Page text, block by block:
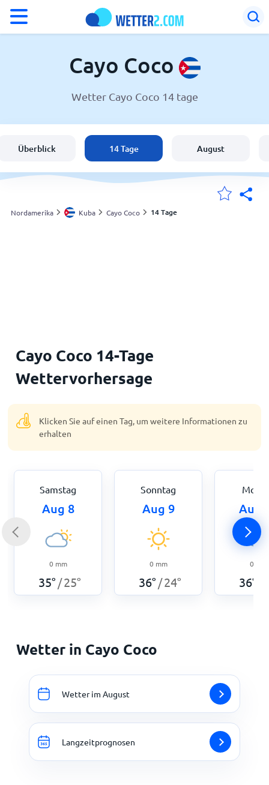
Wetter in Cayo Coco
Schweiz
Deutschland
Cayo Coco
Wetter Cayo Coco 14 tage
Überblick 14 Tage August
Nordamerika Kuba Cayo Coco 14 Tage
Cayo Coco 14-Tage
Wettervorhersage
Klicken Sie auf einen Tag, um weitere Informationen zu
erhalten
Samstag
Aug 8
0 mm
35° /25°
Sonntag
Aug 9
0 mm
36° /24°
Aug
0
36°
Wetter in Cayo Coco
Wetter im August
Langzeitprognosen